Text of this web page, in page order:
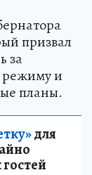
призвал
за
режиму и
планы.
для